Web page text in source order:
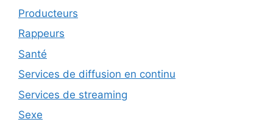
Producteurs
Rappeurs
Santé
Services de diffusion en continu
Services de streaming
Sexe